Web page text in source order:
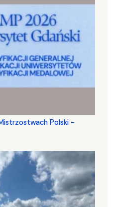
Polski -